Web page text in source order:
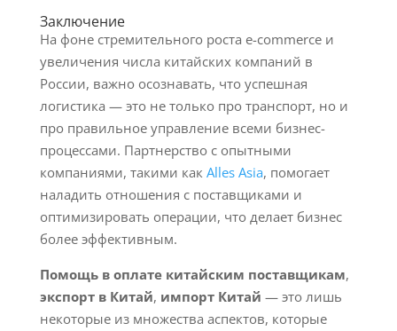
Заключение
На фоне стремительного роста e-commerce и
увеличения числа китайских компаний в
России, важно осознавать, что успешная
логистика — это не только про транспорт, но и
про правильное управление всеми бизнес-
процессами. Партнерство с опытными
компаниями, такими как Alles Asia, помогает
наладить отношения с поставщиками и
оптимизировать операции, что делает бизнес
более эффективным.
Помощь в оплате китайским поставщикам,
экспорт в Китай, импорт Китай — это лишь
некоторые из множества аспектов, которые